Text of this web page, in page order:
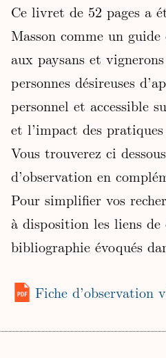
Ce livret de 52 pages a
Masson comme un
aux paysans et
personnes désireuses
personnel et accessible
et l’impact des
Vous trouverez ci
d’observation en
Pour simplifier vos
à disposition les liens
bibliographie évoqués
Fiche d’observation